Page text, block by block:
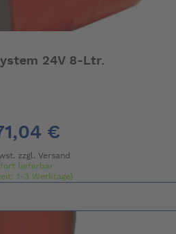
24V 8-Ltr.
€
zzgl. Versand
lieferbar
1-3 Werktage)